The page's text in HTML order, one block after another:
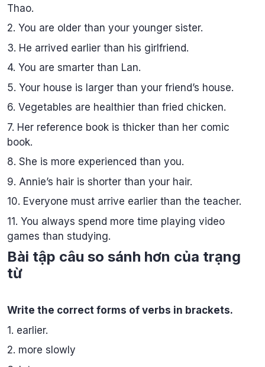
Thao.
2. You are older than your younger sister.
3. He arrived earlier than his girlfriend.
4. You are smarter than Lan.
5. Your house is larger than your friend’s house.
6. Vegetables are healthier than fried chicken.
7. Her reference book is thicker than her comic
book.
8. She is more experienced than you.
9. Annie’s hair is shorter than your hair.
10. Everyone must arrive earlier than the teacher.
11. You always spend more time playing video
games than studying.
Bài tập câu so sánh hơn của trạng
từ
Write the correct forms of verbs in brackets.
1. earlier.
2. more slowly